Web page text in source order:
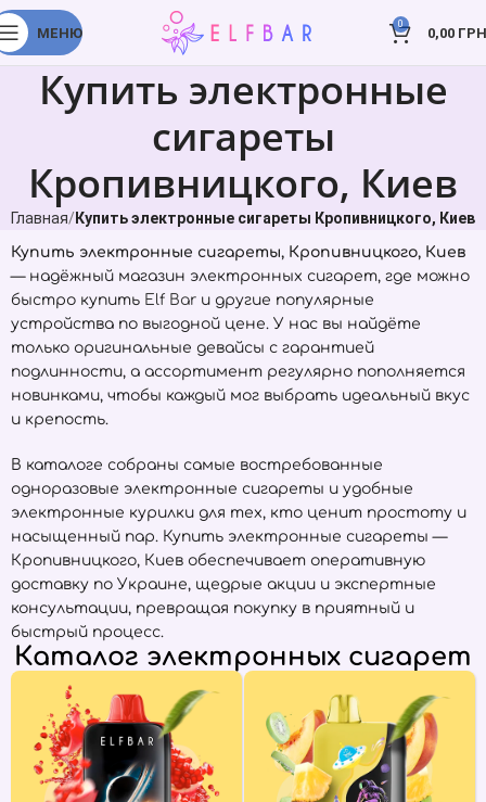
МЕНЮ
0
0,00
Купить электронные
сигареты
Кропивницкого, Киев
Главная Купить электронные сигареты Кропивницкого, Киев
Купить электронные сигареты, Кропивницкого, Киев
— надёжный магазин электронных сигарет, где можно
быстро купить Elf Bar и другие популярные
устройства по выгодной цене. У нас вы найдёте
только оригинальные девайсы с гарантией
подлинности, а ассортимент регулярно пополняется
новинками, чтобы каждый мог выбрать идеальный вкус
и крепость.
В каталоге собраны самые востребованные
одноразовые электронные сигареты и удобные
электронные курилки для тех, кто ценит простоту и
насыщенный пар. Купить электронные сигареты —
Кропивницкого, Киев обеспечивает оперативную
доставку по Украине, щедрые акции и экспертные
консультации, превращая покупку в приятный и
быстрый процесс.
Каталог электронных сигарет